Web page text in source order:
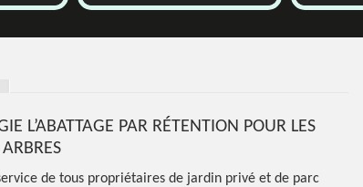
L’ABATTAGE PAR RÉTENTION POUR LES
de tous propriétaires de jardin privé et de parc